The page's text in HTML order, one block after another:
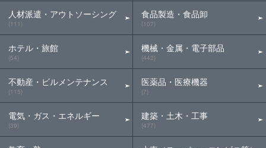
人材派遣・アウトソーシング
(111)
ホテル・旅館
(54)
不動産・ビルメンテナンス
(115)
電気・ガス・エネルギー
(39)
食品製造・食品卸
(107)
機械・金属・電子部品
(442)
医薬品・医療機器
(7)
建築・土木・工事
(477)